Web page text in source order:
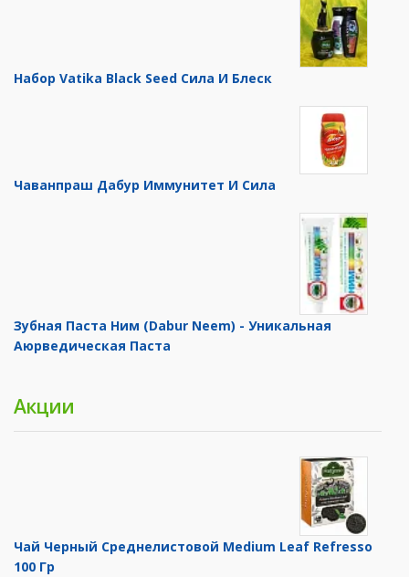
Набор Vatika Black Seed Сила И Блеск
Чаванпраш Дабур Иммунитет И Сила
Зубная Паста Ним (Dabur Neem) - Уникальная
Аюрведическая Паста
Акции
Чай Черный Среднелистовой Medium Leaf Refresso
100 Гр